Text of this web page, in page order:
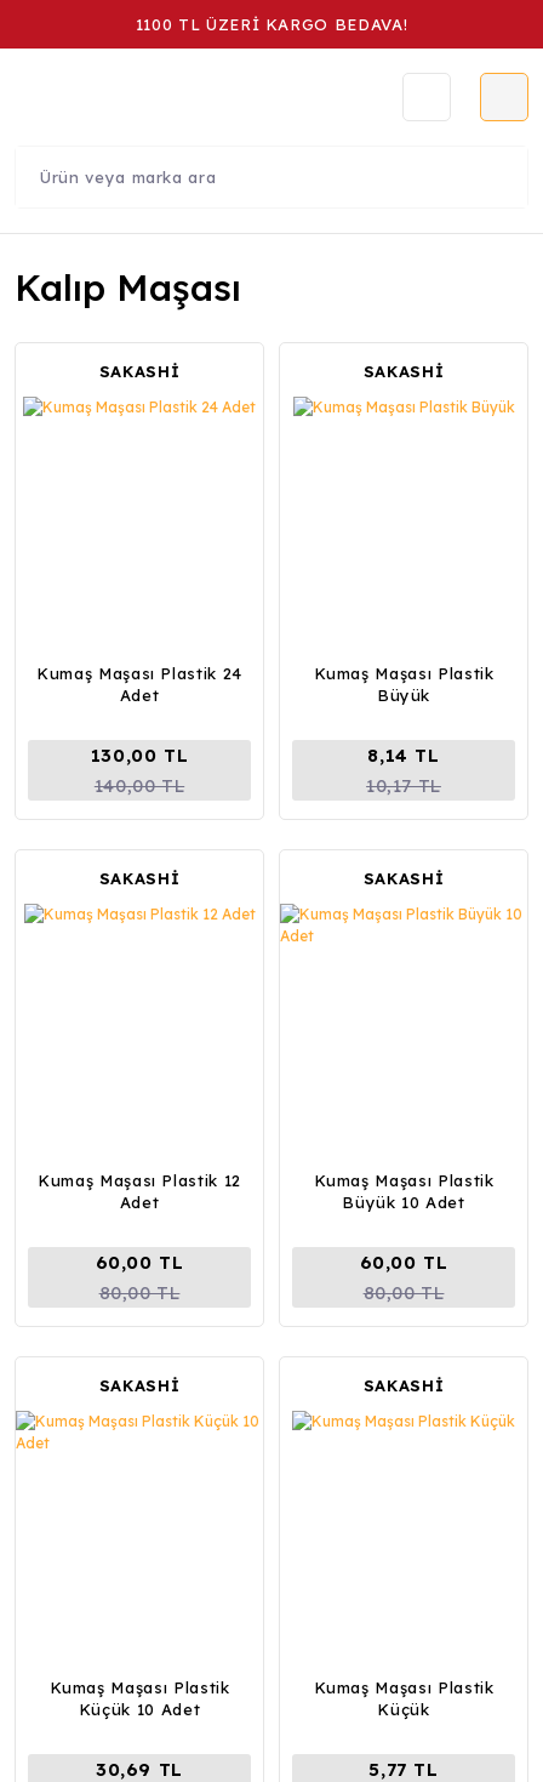
1100 TL ÜZERİ KARGO BEDAVA!
Kalıp Maşası
SAKASHİ
Kumaş Maşası Plastik 24
Adet
130,00 TL
140,00 TL
SAKASHİ
Kumaş Maşası Plastik
Büyük
8,14 TL
10,17 TL
SAKASHİ
Kumaş Maşası Plastik 12
Adet
60,00 TL
80,00 TL
SAKASHİ
Kumaş Maşası Plastik
Büyük 10 Adet
60,00 TL
80,00 TL
SAKASHİ
Kumaş Maşası Plastik
Küçük 10 Adet
30,69 TL
SAKASHİ
Kumaş Maşası Plastik
Küçük
5,77 TL